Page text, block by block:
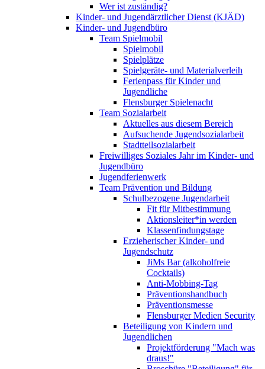
Wer ist zuständig?
Kinder- und Jugendärztlicher Dienst (KJÄD)
Kinder- und Jugendbüro
Team Spielmobil
Spielmobil
Spielplätze
Spielgeräte- und Materialverleih
Ferienpass für Kinder und
Jugendliche
Flensburger Spielenacht
Team Sozialarbeit
Aktuelles aus diesem Bereich
Aufsuchende Jugendsozialarbeit
Stadtteilsozialarbeit
Freiwilliges Soziales Jahr im Kinder- und
Jugendbüro
Jugendferienwerk
Team Prävention und Bildung
Schulbezogene Jugendarbeit
Fit für Mitbestimmung
Aktionsleiter*in werden
Klassenfindungstage
Erzieherischer Kinder- und
Jugendschutz
JiMs Bar (alkoholfreie
Cocktails)
Anti-Mobbing-Tag
Präventionshandbuch
Präventionsmesse
Flensburger Medien Security
Beteiligung von Kindern und
Jugendlichen
Projektförderung "Mach was
draus!"